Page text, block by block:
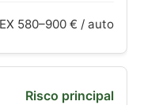
580–900 € / auto
Risco principal